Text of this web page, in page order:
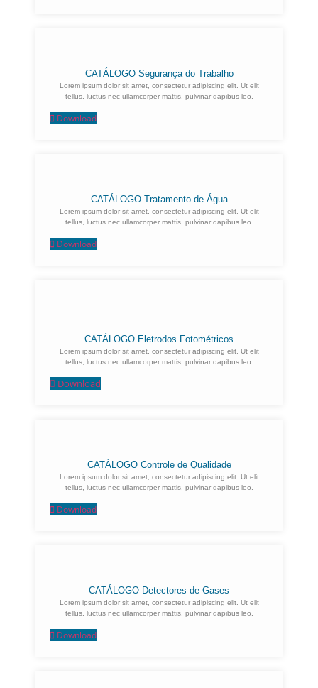
CATÁLOGO Segurança do Trabalho
Lorem ipsum dolor sit amet, consectetur adipiscing elit. Ut elit
tellus, luctus nec ullamcorper mattis, pulvinar dapibus leo.
Download
CATÁLOGO Tratamento de Água
Lorem ipsum dolor sit amet, consectetur adipiscing elit. Ut elit
tellus, luctus nec ullamcorper mattis, pulvinar dapibus leo.
Download
CATÁLOGO Eletrodos Fotométricos
Lorem ipsum dolor sit amet, consectetur adipiscing elit. Ut elit
tellus, luctus nec ullamcorper mattis, pulvinar dapibus leo.
Download
CATÁLOGO Controle de Qualidade
Lorem ipsum dolor sit amet, consectetur adipiscing elit. Ut elit
tellus, luctus nec ullamcorper mattis, pulvinar dapibus leo.
Download
CATÁLOGO Detectores de Gases
Lorem ipsum dolor sit amet, consectetur adipiscing elit. Ut elit
tellus, luctus nec ullamcorper mattis, pulvinar dapibus leo.
Download